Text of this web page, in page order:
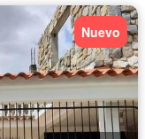
Nuevo